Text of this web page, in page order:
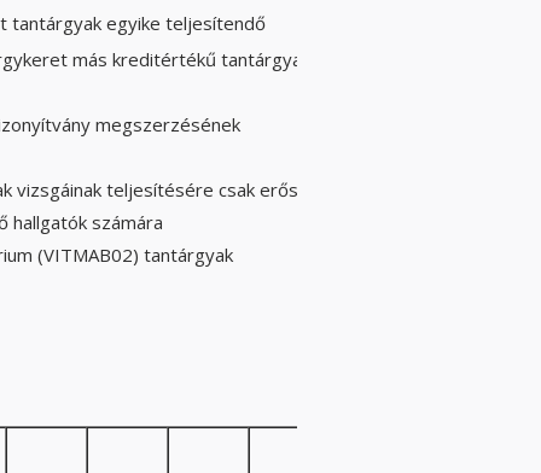
tantárgyak egyike teljesítendő
más kreditértékű tantárgyakkal
megszerzésének
teljesítésére csak erősen
hallgatók számára
(VITMAB02) tantárgyak